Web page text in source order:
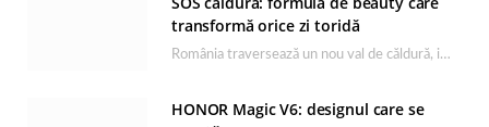
transformă orice zi toridă
România traversează un nou val de căldură, iar rutina de îngrijire capătă un rol esențial…
HONOR Magic V6: designul care se